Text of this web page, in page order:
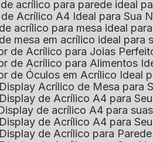
de acrílico para parede ideal
de Acrílico A4 Ideal para Sua
acrílico para mesa ideal
mesa em acrílico ideal para
de Acrílico para Joias
de Acrílico para Alimentos
de Óculos em Acrílico Ideal
Acrílico de Mesa para
de Acrílico A4 para
de acrílico A4 para
de Acrílico A4 para
de Acrílico para